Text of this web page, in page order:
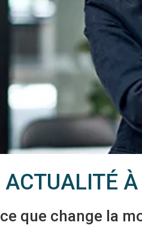
ACTUALITÉ
que change la